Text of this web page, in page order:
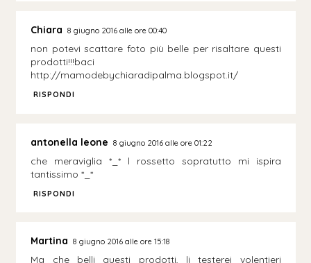
Chiara 8 giugno 2016 alle ore 00:40
non potevi scattare foto più belle per risaltare questi
prodotti!!!baci
http://mamodebychiaradipalma.blogspot.it/
RISPONDI
antonella leone 8 giugno 2016 alle ore 01:22
che meraviglia *_* l rossetto sopratutto mi ispira
tantissimo *_*
RISPONDI
Martina 8 giugno 2016 alle ore 15:18
Ma che belli questi prodotti, li testerei volentieri